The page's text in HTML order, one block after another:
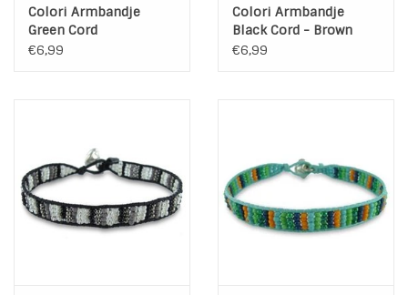
Colori Armbandje
Green Cord
€6,99
Colori Armbandje
Black Cord - Brown
€6,99